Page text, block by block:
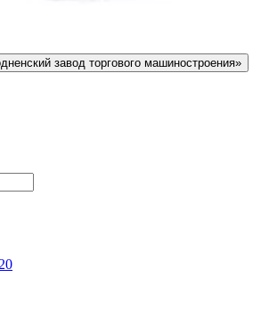
завод торгового машиностроения»